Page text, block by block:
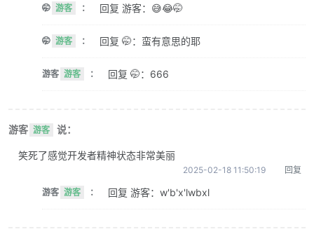
🤭 游客 ： 回复 游客：😅😂🤭
🤭 游客 ： 回复 🤭：蛮有意思的耶
游客 游客 ： 回复 🤭：666
游客 游客 说：
笑死了感觉开发者精神状态非常美丽
2025-02-18 11:50:19 回复
游客 游客 ： 回复 游客：w'b'x'lwbxl